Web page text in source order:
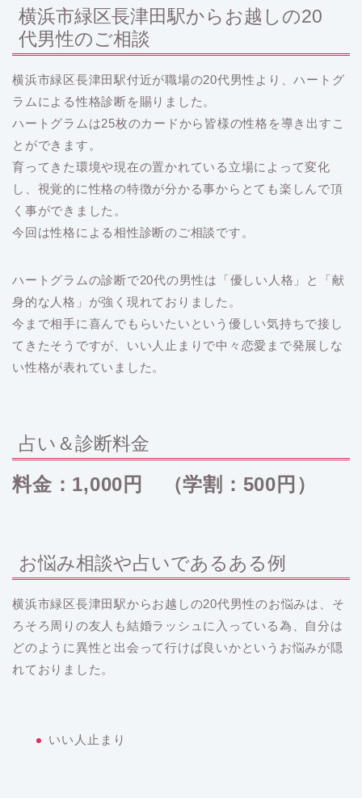
横浜市緑区長津田駅からお越しの20
代男性のご相談
横浜市緑区長津田駅付近が職場の20代男性より、ハートグ
ラムによる性格診断を賜りました。
ハートグラムは25枚のカードから皆様の性格を導き出すこ
とができます。
育ってきた環境や現在の置かれている立場によって変化
し、視覚的に性格の特徴が分かる事からとても楽しんで頂
く事ができました。
今回は性格による相性診断のご相談です。
ハートグラムの診断で20代の男性は「優しい人格」と「献
身的な人格」が強く現れておりました。
今まで相手に喜んでもらいたいという優しい気持ちで接し
てきたそうですが、いい人止まりで中々恋愛まで発展しな
い性格が表れていました。
占い＆診断料金
料金：1,000円 （学割：500円）
お悩み相談や占いであるある例
横浜市緑区長津田駅からお越しの20代男性のお悩みは、そ
ろそろ周りの友人も結婚ラッシュに入っている為、自分は
どのように異性と出会って行けば良いかというお悩みが隠
れておりました。
いい人止まり